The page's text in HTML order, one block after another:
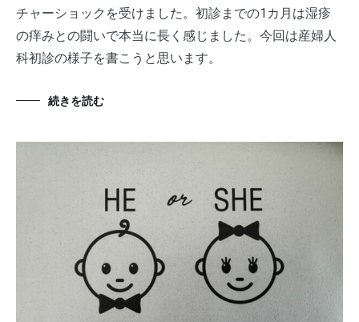
チャーショックを受けました。初診までの1カ月は湿疹
の痒みとの闘いで本当に長く感じました。今回は産婦人
科初診の様子を書こうと思います。
続きを読む